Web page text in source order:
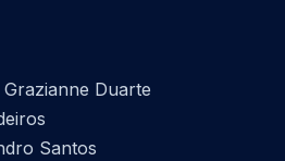
Grazianne Duarte
Santos